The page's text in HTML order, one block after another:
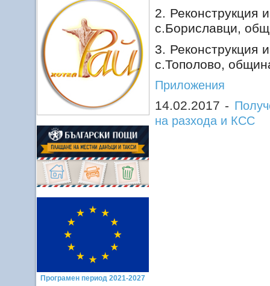
Програмен период 2021-2027
2. Реконструкция
с.Бориславци,
3. Реконструкция
с.Тополово,
Приложения
14.02.2017 -
на разхода и КСС